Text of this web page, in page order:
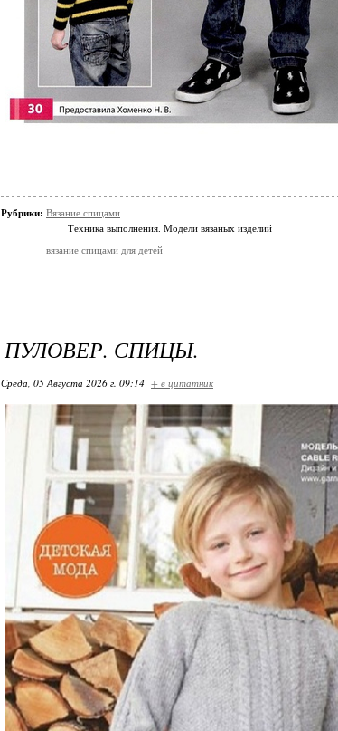
Рубрики: Вязание спицами
Техника выполнения. Модели вязаных изделий
вязание спицами для детей
ПУЛОВЕР. СПИЦЫ.
Среда, 05 Августа 2026 г. 09:14 + в цитатник